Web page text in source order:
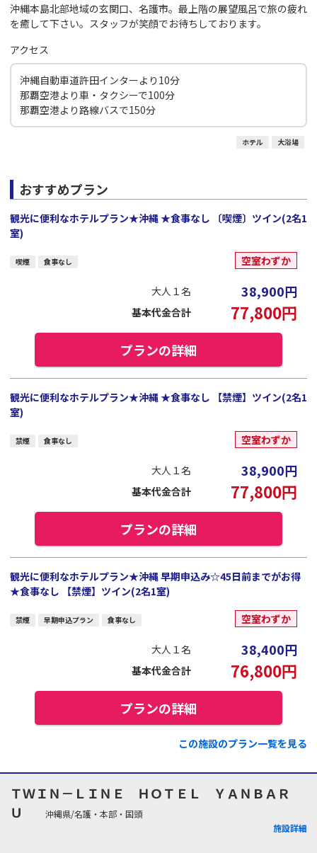
沖縄本島北部地域の玄関口、名護市。最上階の展望風呂で旅の疲れ
を癒して下さい。スタッフが笑顔でお待ちしております。
アクセス
沖縄自動車道許田インターより10分
那覇空港より車・タクシーで100分
那覇空港より路線バスで150分
ホテル 大浴場
おすすめプラン
観光に便利なホテルプラン★沖縄 ★食事なし 〔喫煙〕ツイン(2名1
室)
喫煙 食事なし 空室わずか
大人１名 38,900円
基本代金合計 77,800円
プランの詳細
観光に便利なホテルプラン★沖縄 ★食事なし 【禁煙】ツイン(2名1
室)
禁煙 食事なし 空室わずか
大人１名 38,900円
基本代金合計 77,800円
プランの詳細
観光に便利なホテルプラン★沖縄 早期申込み☆45日前までがお得
★食事なし 【禁煙】ツイン(2名1室)
禁煙 早期申込プラン 食事なし 空室わずか
大人１名 38,400円
基本代金合計 76,800円
プランの詳細
この施設のプラン一覧を見る
ＴＷＩＮ－ＬＩＮＥ ＨＯＴＥＬ ＹＡＮＢＡＲ
Ｕ
沖縄県/名護・本部・国頭
施設詳細